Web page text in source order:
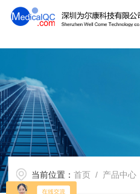
当前位置：首页 / 产品中心